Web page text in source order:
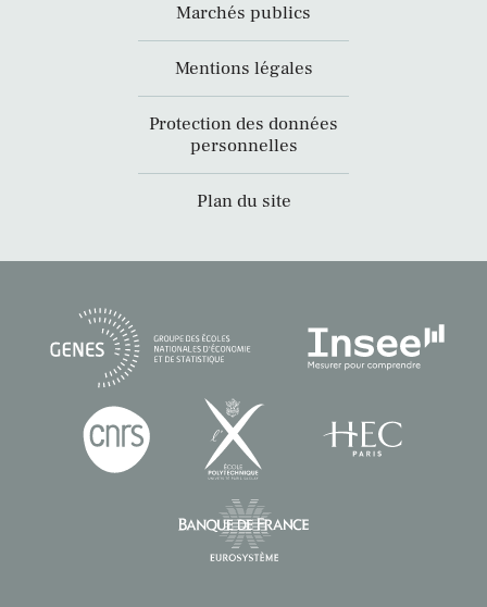
Marchés publics
Mentions légales
Protection des données
personnelles
Plan du site